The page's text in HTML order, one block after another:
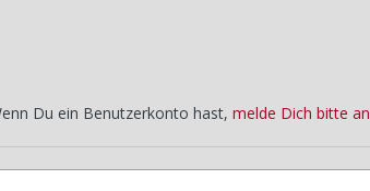
Du ein Benutzerkonto hast, melde Dich bitte an